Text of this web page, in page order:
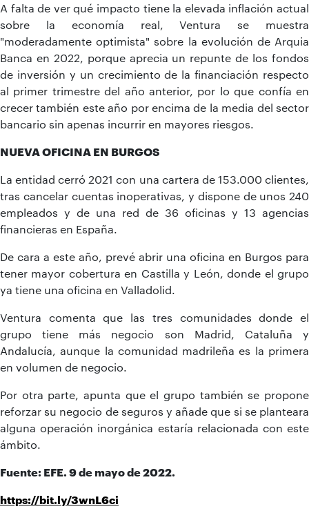
A falta de ver qué impacto tiene la elevada inflación actual
sobre la economía real, Ventura se muestra
"moderadamente optimista" sobre la evolución de Arquia
Banca en 2022, porque aprecia un repunte de los fondos
de inversión y un crecimiento de la financiación respecto
al primer trimestre del año anterior, por lo que confía en
crecer también este año por encima de la media del sector
bancario sin apenas incurrir en mayores riesgos.
NUEVA OFICINA EN BURGOS
La entidad cerró 2021 con una cartera de 153.000 clientes,
tras cancelar cuentas inoperativas, y dispone de unos 240
empleados y de una red de 36 oficinas y 13 agencias
financieras en España.
De cara a este año, prevé abrir una oficina en Burgos para
tener mayor cobertura en Castilla y León, donde el grupo
ya tiene una oficina en Valladolid.
Ventura comenta que las tres comunidades donde el
grupo tiene más negocio son Madrid, Cataluña y
Andalucía, aunque la comunidad madrileña es la primera
en volumen de negocio.
Por otra parte, apunta que el grupo también se propone
reforzar su negocio de seguros y añade que si se planteara
alguna operación inorgánica estaría relacionada con este
ámbito.
Fuente: EFE. 9 de mayo de 2022.
https://bit.ly/3wnL6ci